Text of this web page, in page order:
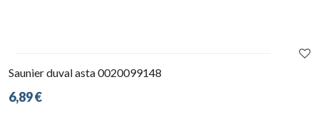
Saunier duval asta 0020099148
6,89 €